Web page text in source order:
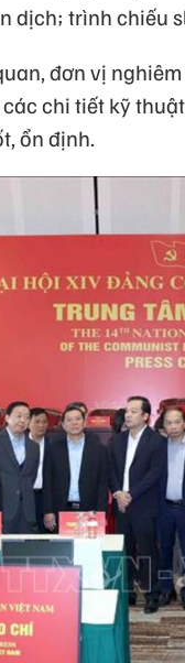
dịch; trình chiếu
đơn vị
chi tiết kỹ
ổn định.